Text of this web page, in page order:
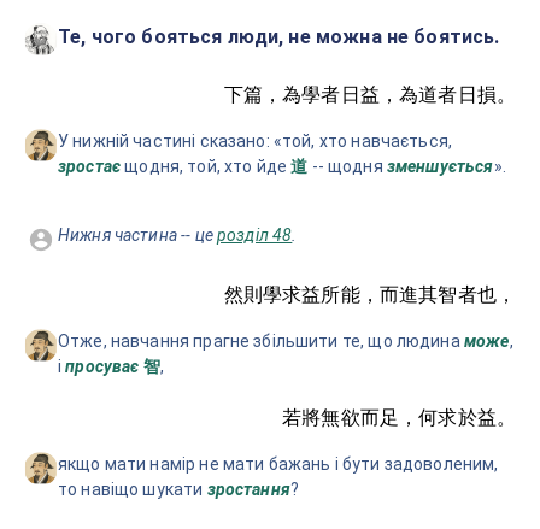
Те, чого бояться люди, не можна не боятись.
下篇，為學者日益，為道者日損。
У нижній частині сказано: «той, хто навчається,
зростаєщодня, той, хто йде道 -- щодня зменшується».
Нижня частина -- церозділ 48
然則學求益所能，而進其智者也，
Отже, навчання прагне збільшити те, що людина може,
іпросуває 智,
若將無欲而足，何求於益。
якщо мати намір не мати бажань і бути задоволеним,
то навіщо шукати зростання?